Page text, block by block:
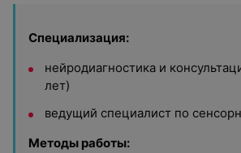
Специализация:
нейродиагностика и
лет)
ведущий специалист по
Методы работы: